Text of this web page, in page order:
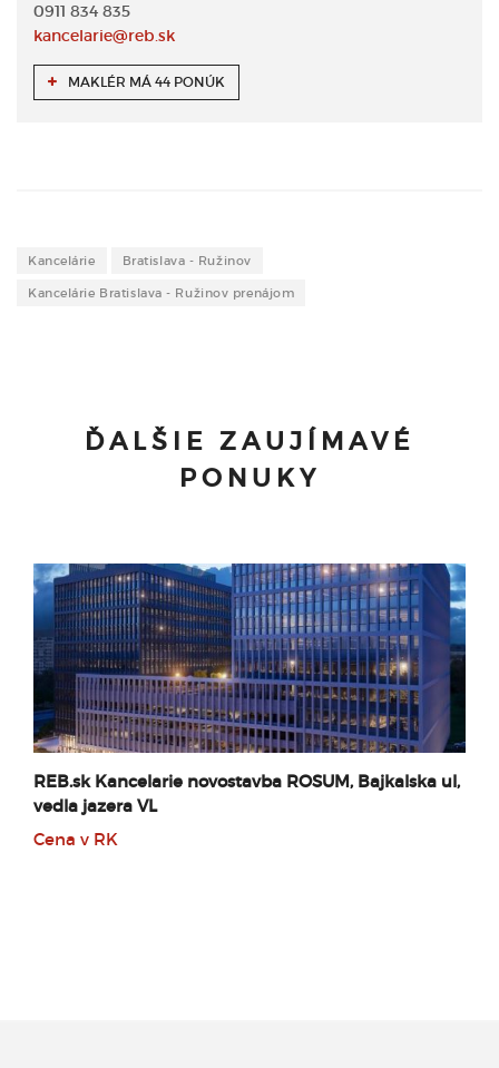
0911 834 835
kancelarie@reb.sk
MAKLÉR MÁ 44 PONÚK
Kancelárie Bratislava - Ružinov
Kancelárie Bratislava - Ružinov prenájom
ĎALŠIE ZAUJÍMAVÉ
PONUKY
REB.sk Kancelarie novostavba ROSUM, Bajkalska ul,
vedla jazera VL
Cena v RK